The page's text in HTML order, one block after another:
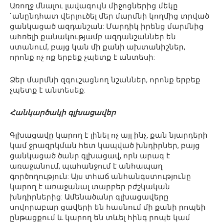
Առողջ մնալու լավագույն միջոցներից մեկը
`անընդհատ վերլուծել մեր մարմնի կողմից տրված
ցանկացած ազդանշան: Մարդիկ իրենց մարմնից
ահռելի քանակությամբ ազդանշաններ են
ստանում, բայց կան մի քանի ախտանիշներ,
որոնք ոչ ոք երբեք չպետք է անտեսի:
Ձեր մարմնի զգուշացնող նշաններ, որոնք երբեք
չպետք է անտեսեք:
Հանկարծակի գլխացավեր
Գլխացավը կարող է լինել ոչ այլ ինչ, քան նյարդերի
կամ ջրազրկման հետ կապված խնդիրներ, բայց
ցանկացած ծանր գլխացավ, որն արագ է
առաջանում, պահանջում է անհապաղ
գործողություն: Այս տհաճ անհանգստությունը
կարող է առաջանալ տարբեր բժշկական
խնդիրներից: Ամենածանր գլխացավերը
սովորաբար ցավերի են հասնում մի քանի րոպեի
ընթացքում և կարող են տևել հինգ րոպե կամ